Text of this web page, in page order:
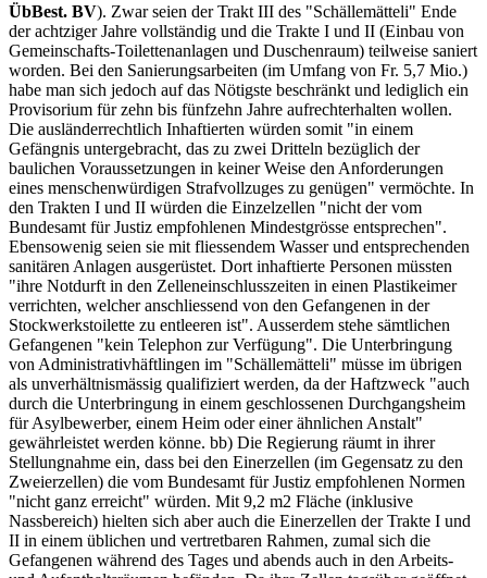
ÜbBest. BV). Zwar seien der Trakt III des "Schällemätteli" Ende
der achtziger Jahre vollständig und die Trakte I und II (Einbau von
Gemeinschafts-Toilettenanlagen und Duschenraum) teilweise saniert
worden. Bei den Sanierungsarbeiten (im Umfang von Fr. 5,7 Mio.)
habe man sich jedoch auf das Nötigste beschränkt und lediglich ein
Provisorium für zehn bis fünfzehn Jahre aufrechterhalten wollen.
Die ausländerrechtlich Inhaftierten würden somit "in einem
Gefängnis untergebracht, das zu zwei Dritteln bezüglich der
baulichen Voraussetzungen in keiner Weise den Anforderungen
eines menschenwürdigen Strafvollzuges zu genügen" vermöchte. In
den Trakten I und II würden die Einzelzellen "nicht der vom
Bundesamt für Justiz empfohlenen Mindestgrösse entsprechen".
Ebensowenig seien sie mit fliessendem Wasser und entsprechenden
sanitären Anlagen ausgerüstet. Dort inhaftierte Personen müssten
"ihre Notdurft in den Zelleneinschlusszeiten in einen Plastikeimer
verrichten, welcher anschliessend von den Gefangenen in der
Stockwerkstoilette zu entleeren ist". Ausserdem stehe sämtlichen
Gefangenen "kein Telephon zur Verfügung". Die Unterbringung
von Administrativhäftlingen im "Schällemätteli" müsse im übrigen
als unverhältnismässig qualifiziert werden, da der Haftzweck "auch
durch die Unterbringung in einem geschlossenen Durchgangsheim
für Asylbewerber, einem Heim oder einer ähnlichen Anstalt"
gewährleistet werden könne. bb) Die Regierung räumt in ihrer
Stellungnahme ein, dass bei den Einerzellen (im Gegensatz zu den
Zweierzellen) die vom Bundesamt für Justiz empfohlenen Normen
"nicht ganz erreicht" würden. Mit 9,2 m2 Fläche (inklusive
Nassbereich) hielten sich aber auch die Einerzellen der Trakte I und
II in einem üblichen und vertretbaren Rahmen, zumal sich die
Gefangenen während des Tages und abends auch in den Arbeits-